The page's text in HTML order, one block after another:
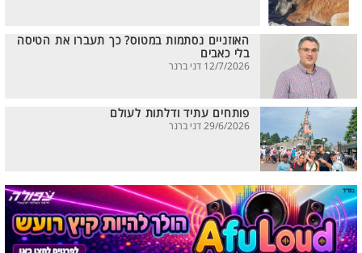
האוזניים נסתמות במטוס? כך תעברו את הטיסה
בלי כאבים
12/7/2026 דני ברנר
פותחים עתיד ודלתות לעולם
29/6/2026 דני ברנר